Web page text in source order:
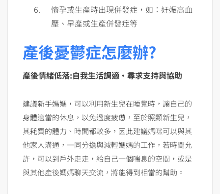
懷孕或生產時出現併發症，如：妊娠高血
壓、早產或生產併發症等
產後憂鬱症怎麼辦?
產後情緒低落:自我生活調適·尋求支持與協助
建議新手媽媽，可以利用新生兒在睡覺時，讓自己的
身體適當的休息，以免過度疲憊，至於照顧新生兒，
其耗費的體力、時間都較多，因此建議媽咪可以與其
他家人溝通，一同分擔與減輕媽媽的工作，若時間允
許，可以到戶外走走，給自己一個喘息的空間，或是
與其他產後媽媽聊天交流，將能得到相當的幫助。